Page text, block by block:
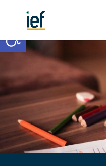
Ouvrir la barre d’outils